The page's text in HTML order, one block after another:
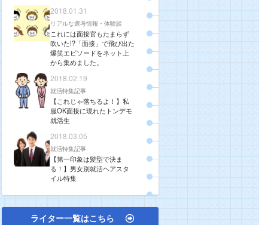
2018.01.31
リアルな選考情報・体験談
これには面接官もたまらず
吹いた!?「面接」で飛び出た
爆笑エピソードをネット上
から集めました。
2018.02.19
就活特集記事
【これじゃ落ちるよ！】私
服OK面接に現れたトンデモ
就活生
2018.03.05
就活特集記事
【第一印象は髪型で決ま
る！】男女別就活ヘアスタ
イル特集
ライター一覧はこちら